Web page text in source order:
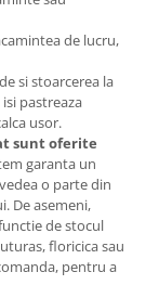
de lucru,
si stoarcerea la
pastreaza
usor.
sunt oferite
garanta un
o parte din
De asemeni,
de stocul
floricica sau
pentru a